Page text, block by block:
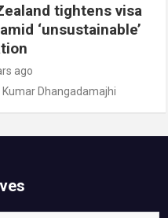
tightens visa
‘unsustainable’
ago
Kumar Dhangadamajhi